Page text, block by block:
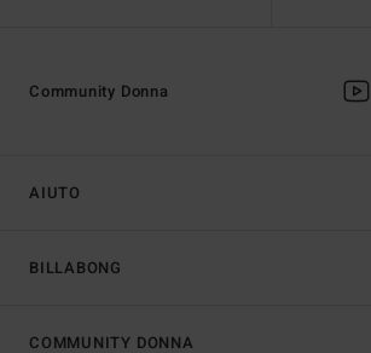
AIUTO
BILLABONG
Community Donna
COMMUNITY DONNA